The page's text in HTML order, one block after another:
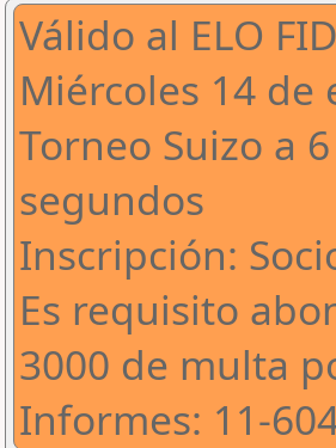
Válido al ELO
Miércoles 14 de
Torneo Suizo a
segundos
Inscripción:
Es requisito
3000 de multa
Informes: 11-